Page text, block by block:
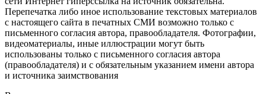
Перепечатка либо иное использование текстовых материалов
с настоящего сайта в печатных СМИ возможно только с
письменного согласия автора, правообладателя. Фотографии,
видеоматериалы, иные иллюстрации могут быть
использованы только с письменного согласия автора
(правообладателя) и с обязательным указанием имени автора
и источника заимствования